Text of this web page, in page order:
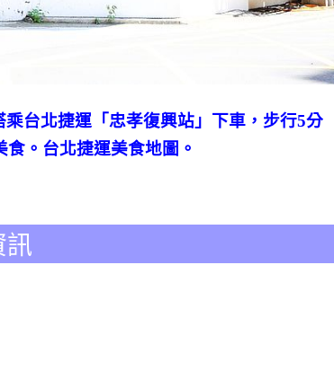
乘台北捷運「忠孝復興站」下車，步行5分
。台北捷運美食地圖。
訊